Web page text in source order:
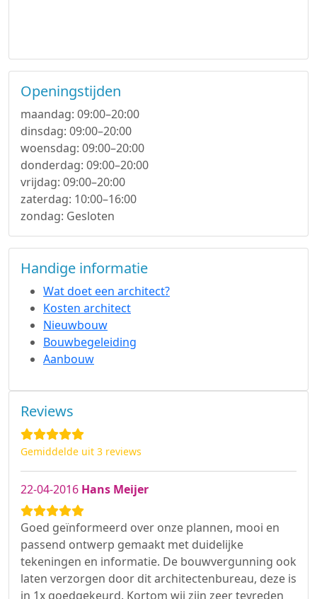
Openingstijden
maandag: 09:00–20:00
dinsdag: 09:00–20:00
woensdag: 09:00–20:00
donderdag: 09:00–20:00
vrijdag: 09:00–20:00
zaterdag: 10:00–16:00
zondag: Gesloten
Handige informatie
Wat doet een architect?
Kosten architect
Nieuwbouw
Bouwbegeleiding
Aanbouw
Reviews
Gemiddelde uit 3 reviews
22-04-2016 Hans Meijer
Goed geïnformeerd over onze plannen, mooi en
passend ontwerp gemaakt met duidelijke
tekeningen en informatie. De bouwvergunning ook
laten verzorgen door dit architectenbureau, deze is
in 1x goedgekeurd. Kortom wij zijn zeer tevreden